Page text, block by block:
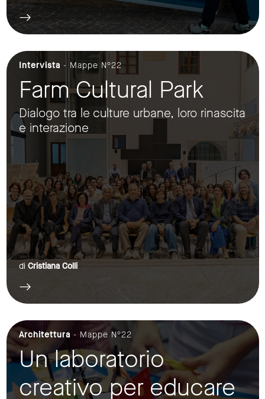
Intervista - Mappe N°22
Farm Cultural Park
Dialogo tra le culture urbane, loro rinascita
e interazione
di Cristiana Colli
Architettura - Mappe N°22
Un laboratorio
creativo per educare